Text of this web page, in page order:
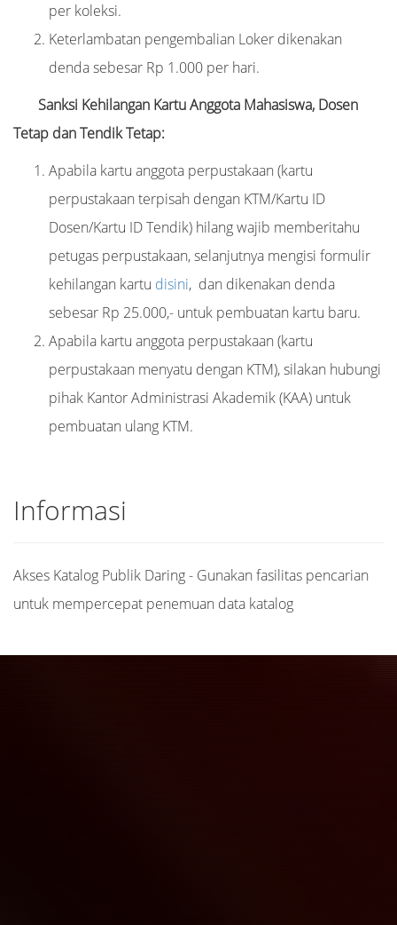
per koleksi.
Keterlambatan pengembalian Loker dikenakan
denda sebesar Rp 1.000 per hari.
Sanksi Kehilangan Kartu Anggota Mahasiswa, Dosen
Tetap dan Tendik Tetap:
Apabila kartu anggota perpustakaan (kartu
perpustakaan terpisah dengan KTM/Kartu ID
Dosen/Kartu ID Tendik) hilang wajib memberitahu
petugas perpustakaan, selanjutnya mengisi formulir
kehilangan kartu disini, dan dikenakan denda
sebesar Rp 25.000,- untuk pembuatan kartu baru.
Apabila kartu anggota perpustakaan (kartu
perpustakaan menyatu dengan KTM), silakan hubungi
pihak Kantor Administrasi Akademik (KAA) untuk
pembuatan ulang KTM.
Informasi
Akses Katalog Publik Daring - Gunakan fasilitas pencarian
untuk mempercepat penemuan data katalog